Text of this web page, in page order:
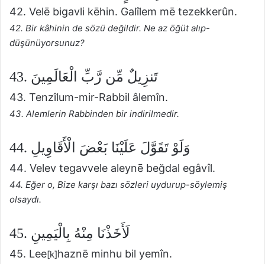
42. Velē bigavli kēhin. Galîlem mē tezekkerûn.
42. Bir kâhinin de sözü değildir. Ne az öğüt alıp-
düşünüyorsunuz?
43. تَنزِيلٌ مِّن رَّبِّ الْعَالَمِينَ
43. Tenzîlum-mir-Rabbil âlemîn.
43. Alemlerin Rabbinden bir indirilmedir.
44. وَلَوْ تَقَوَّلَ عَلَيْنَا بَعْضَ الْأَقَاوِيلِ
44. Velev tegavvele aleynē beğdal egâvîl.
44. Eğer o, Bize karşı bazı sözleri uydurup-söylemiş
olsaydı.
45. لَأَخَذْنَا مِنْهُ بِالْيَمِينِ
45. Lee[k]haznē minhu bil yemîn.